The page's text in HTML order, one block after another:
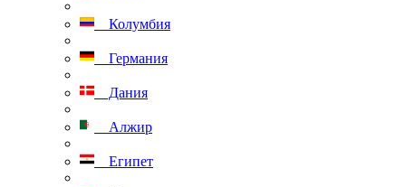
Колумбия
Германия
Дания
Алжир
Египет